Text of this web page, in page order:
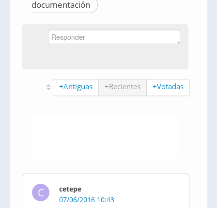
documentación
+Antiguas +Recientes +Votadas
C
cetepe
07/06/2016 10:43